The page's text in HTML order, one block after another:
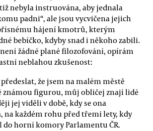
nebyla instruována, aby jednala
padni“, ale jsou vycvičena jejich
hájení kmotrů, kterým
bebíčko, kdyby snad i někoho zabili.
žádné plané filozofování, opírám
neblahou zkušenost:
že jsem na malém městě
známou figurou, můj obličej znají lidé
jej viděli v době, kdy se ona
na každém rohu před třemi lety, kdy
do horní komory Parlamentu ČR.